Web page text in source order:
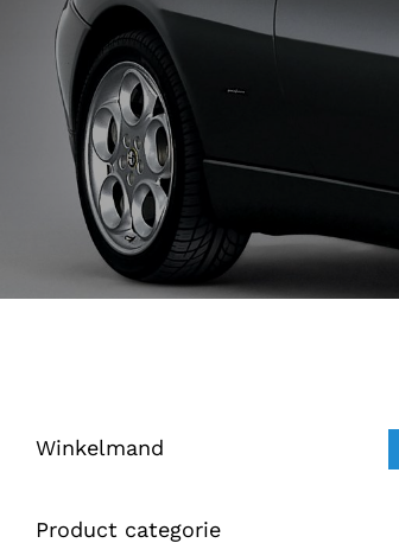
Winkelmand
Product categorie